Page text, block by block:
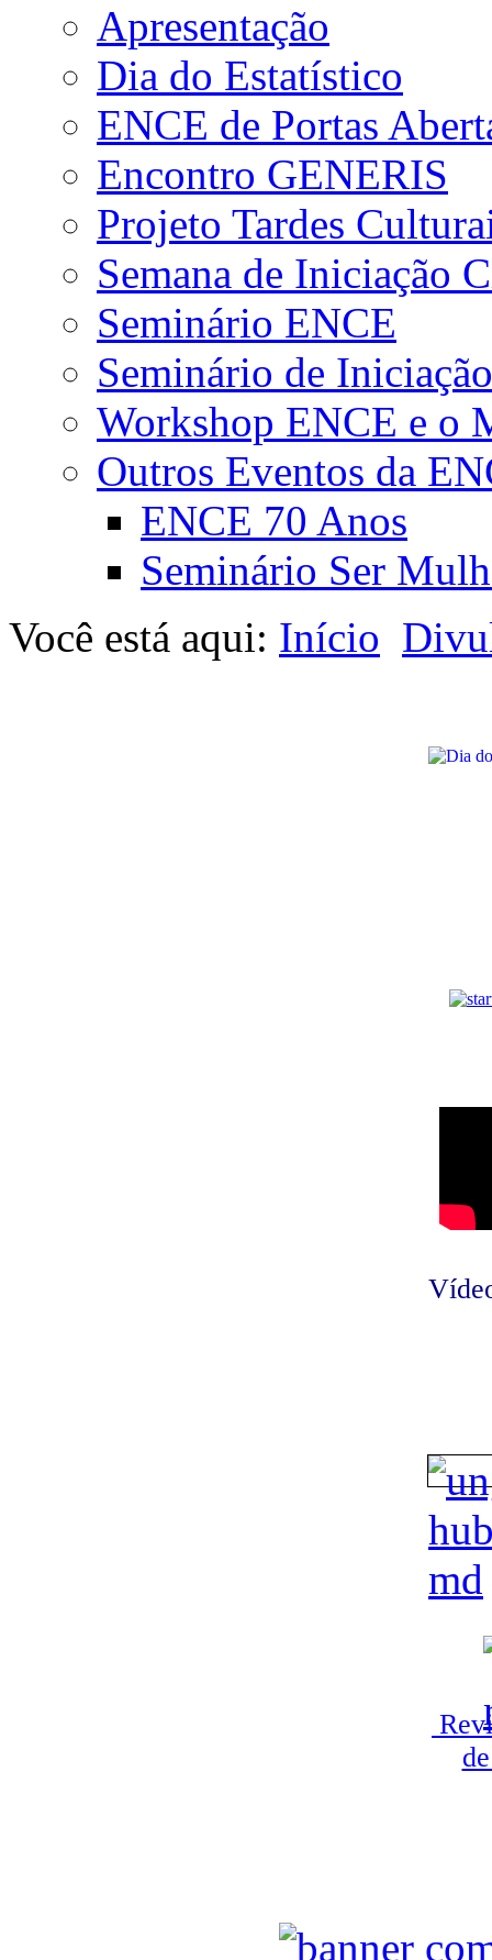
Apresentação
Dia do Estatístico
ENCE de Portas
Encontro GENERIS
Projeto Tardes
Semana de Iniciação
Seminário ENCE
Seminário de
Workshop ENCE e o
Outros Eventos da
ENCE 70 Anos
Seminário Ser
Você está aqui: Início